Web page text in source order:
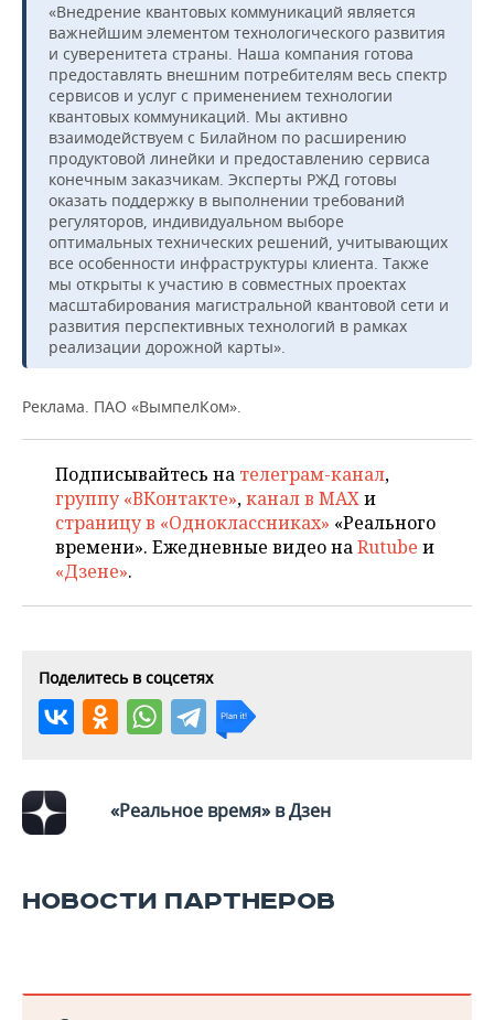
«Внедрение квантовых коммуникаций является
важнейшим элементом технологического развития
и суверенитета страны. Наша компания готова
предоставлять внешним потребителям весь спектр
сервисов и услуг с применением технологии
квантовых коммуникаций. Мы активно
взаимодействуем с Билайном по расширению
продуктовой линейки и предоставлению сервиса
конечным заказчикам. Эксперты РЖД готовы
оказать поддержку в выполнении требований
регуляторов, индивидуальном выборе
оптимальных технических решений, учитывающих
все особенности инфраструктуры клиента. Также
мы открыты к участию в совместных проектах
масштабирования магистральной квантовой сети и
развития перспективных технологий в рамках
реализации дорожной карты».
Реклама. ПАО «ВымпелКом».
Подписывайтесь на телеграм-канал,
группу «ВКонтакте»,канал в MAXи
страницу в «Одноклассниках» «Реального
времени». Ежедневные видео наRutube и
«Дзене».
Поделитесь в соцсетях
«Реальное время» в Дзен
НОВОСТИ ПАРТНЕРОВ